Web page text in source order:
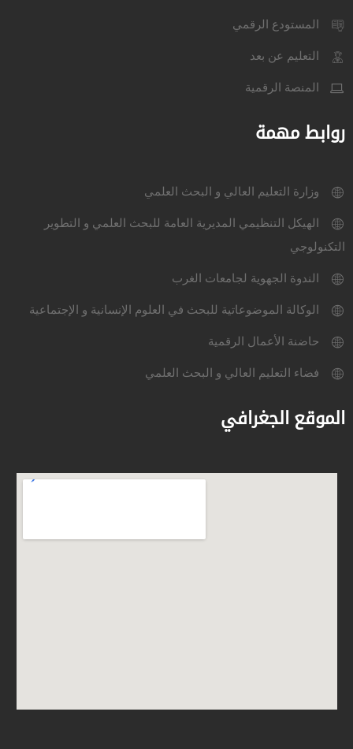
المستودع الرقمي
التعليم عن بعد
المنصة الرقمية
روابط مهمة
وزارة التعليم العالي و البحث العلمي
الهيكل التنظيمي المديرية العامة للبحث العلمي و التطوير
التكنولوجي
الندوة الجهوية لجامعات الغرب
الوكالة الموضوعاتية للبحث في العلوم الإنسانية و الإجتماعية
حاضنة الأعمال الرقمية
فضاء التعليم العالي و البحث العلمي
الموقع الجغرافي